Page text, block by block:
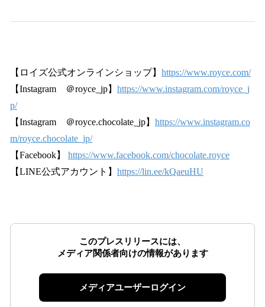
【ロイズ公式オンラインショップ】 https://www.royce.com/
【Instagram ＠royce_jp】 https://www.instagram.com/royce_j
p/
【Instagram ＠royce.chocolate_jp】 https://www.instagram.co
m/royce.chocolate_jp/
【Facebook】 https://www.facebook.com/chocolate.royce
【LINE公式アカウント】 https://lin.ee/kQaeuHU
このプレスリリースには、
メディア関係者向けの情報があります
メディアユーザーログイン